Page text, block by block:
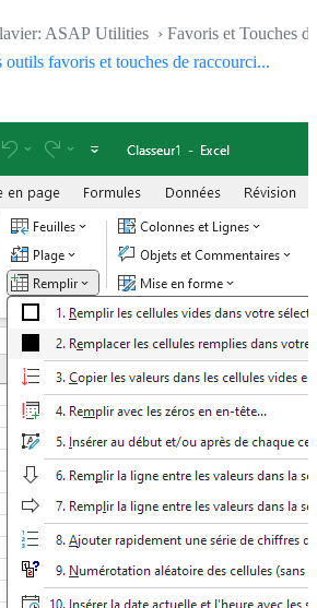
ASAP Utilities › Favoris et Touches de
favoris et touches de raccourci...